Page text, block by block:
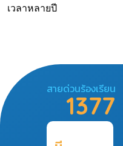
เวลาหลายปี
สายด่วนร้องเรียน
1377